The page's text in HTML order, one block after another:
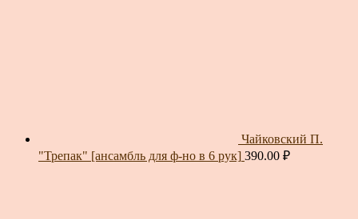
Чайковский П.
"Трепак" [ансамбль для ф-но в 6 рук] 390.00 ₽